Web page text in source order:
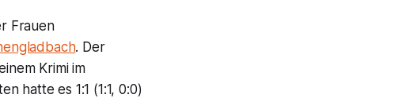
Frauen
. Der
Krimi im
hatte es 1:1 (1:1, 0:0)